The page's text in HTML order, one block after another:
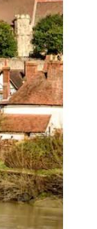
deslizando o dedo